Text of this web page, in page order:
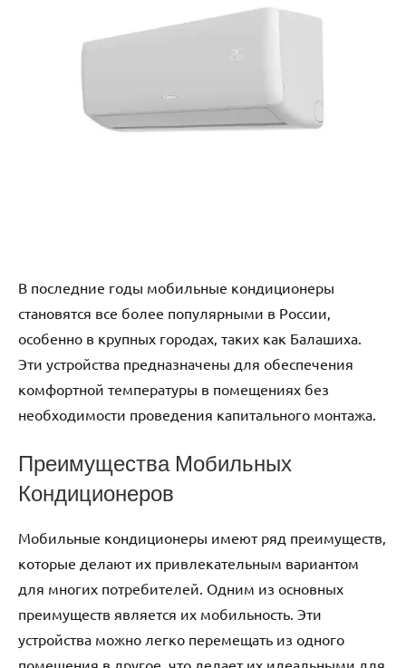
В последние годы мобильные кондиционеры
становятся все более популярными в России‚
особенно в крупных городах‚ таких как Балашиха.
Эти устройства предназначены для обеспечения
комфортной температуры в помещениях без
необходимости проведения капитального монтажа.
Преимущества Мобильных
Кондиционеров
Мобильные кондиционеры имеют ряд преимуществ‚
которые делают их привлекательным вариантом
для многих потребителей. Одним из основных
преимуществ является их мобильность. Эти
устройства можно легко перемещать из одного